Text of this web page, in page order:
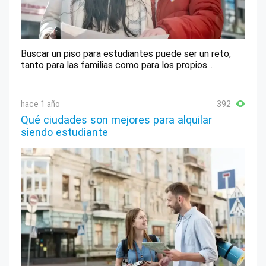
Buscar un piso para estudiantes puede ser un reto,
tanto para las familias como para los propios...
hace 1 año 392
Qué ciudades son mejores para alquilar
siendo estudiante